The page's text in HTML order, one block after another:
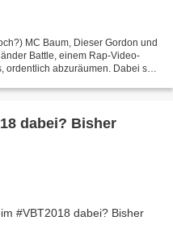
MC Baum, Dieser Gordon und
Battle, einem Rap-Video-
ordentlich abzuräumen. Dabei sah
dabei? Bisher